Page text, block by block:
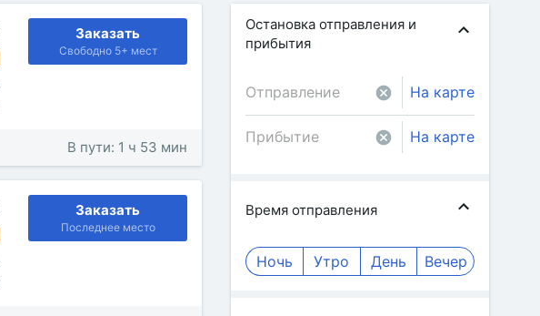
Заказать
Свободно 5+ мест
В пути: 1 ч 53 мин
Заказать
Последнее место
Остановка отправления и
прибытия
На карте
На карте
Время отправления
Ночь Утро День Вечер